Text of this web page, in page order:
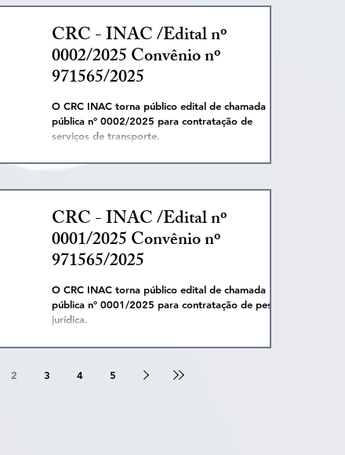
CRC - INAC /Edital nº
0002/2025 Convênio nº
971565/2025
O CRC INAC torna público edital de chamada
pública nº 0002/2025 para contratação de
serviços de transporte.
CRC - INAC /Edital nº
0001/2025 Convênio nº
971565/2025
O CRC INAC torna público edital de chamada
pública nº 0001/2025 para contratação de pessoa
jurídica.
2 3 4 5